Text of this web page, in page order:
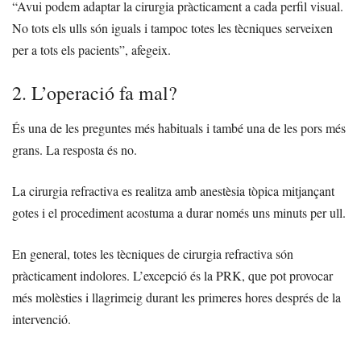
“Avui podem adaptar la cirurgia pràcticament a cada perfil visual.
No tots els ulls són iguals i tampoc totes les tècniques serveixen
per a tots els pacients”, afegeix.
2. L’operació fa mal?
És una de les preguntes més habituals i també una de les pors més
grans. La resposta és no.
La cirurgia refractiva es realitza amb anestèsia tòpica mitjançant
gotes i el procediment acostuma a durar només uns minuts per ull.
En general, totes les tècniques de cirurgia refractiva són
pràcticament indolores. L’excepció és la PRK, que pot provocar
més molèsties i llagrimeig durant les primeres hores després de la
intervenció.